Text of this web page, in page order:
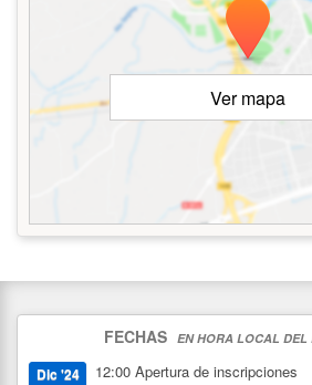
Ver mapa
FECHAS EN HORA LOCAL DEL
Dic '24 12:00 Apertura de inscripciones